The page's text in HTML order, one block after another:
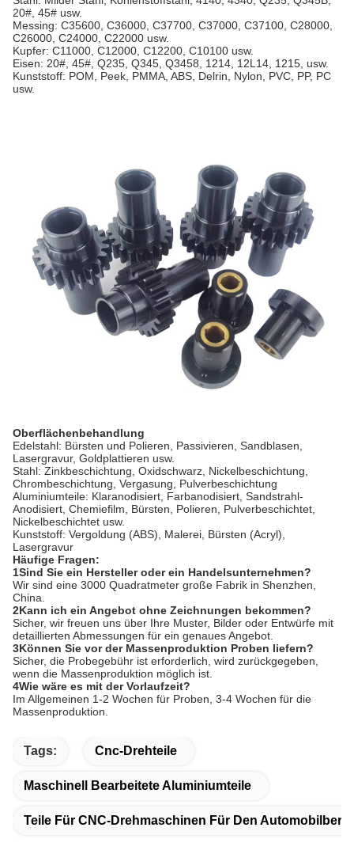
20#, 45# usw.
Messing: C35600, C36000, C37700, C37000, C37100, C28000,
C26000, C24000, C22000 usw.
Kupfer: C11000, C12000, C12200, C10100 usw.
Eisen: 20#, 45#, Q235, Q345, Q3458, 1214, 12L14, 1215, usw.
Kunststoff: POM, Peek, PMMA, ABS, Delrin, Nylon, PVC, PP, PC
usw.
Oberflächenbehandlung
Edelstahl: Bürsten und Polieren, Passivieren, Sandblasen,
Lasergravur, Goldplattieren usw.
Stahl: Zinkbeschichtung, Oxidschwarz, Nickelbeschichtung,
Chrombeschichtung, Vergasung, Pulverbeschichtung
Aluminiumteile: Klaranodisiert, Farbanodisiert, Sandstrahl-
Anodisiert, Chemiefilm, Bürsten, Polieren, Pulverbeschichtet,
Nickelbeschichtet usw.
Kunststoff: Vergoldung (ABS), Malerei, Bürsten (Acryl),
Lasergravur
Häufige Fragen:
1Sind Sie ein Hersteller oder ein Handelsunternehmen?
Wir sind eine 3000 Quadratmeter große Fabrik in Shenzhen,
China.
2Kann ich ein Angebot ohne Zeichnungen bekommen?
Sicher, wir freuen uns über Ihre Muster, Bilder oder Entwürfe mit
detaillierten Abmessungen für ein genaues Angebot.
3Können Sie vor der Massenproduktion Proben liefern?
Sicher, die Probegebühr ist erforderlich, wird zurückgegeben,
wenn die Massenproduktion möglich ist.
4Wie wäre es mit der Vorlaufzeit?
Im Allgemeinen 1-2 Wochen für Proben, 3-4 Wochen für die
Massenproduktion.
Tags: Cnc-Drehteile
Maschinell Bearbeitete Aluminiumteile
Teile Für CNC-Drehmaschinen Für Den